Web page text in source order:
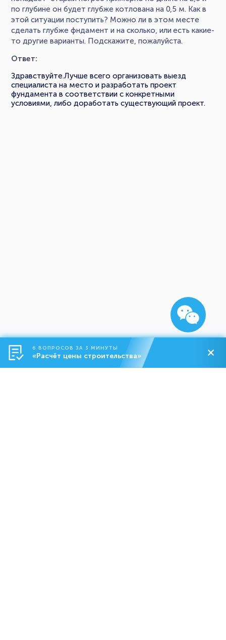
по глубине он будет глубже котлована на 0,5 м. Как в
этой ситуации поступить? Можно ли в этом месте
сделать глубже фндамент и на сколько, или есть какие-
то другие варианты. Подскажите, пожалуйста.
Ответ:
Здравствуйте.Лучше всего организовать выезд
специалиста на место и разработать проект
фундамента в соответствии с конкретными
условиями, либо доработать существующий проект.
6 ВОПРОСОВ ЗА 3 МИНУТЫ
«Расчёт цены строительства»